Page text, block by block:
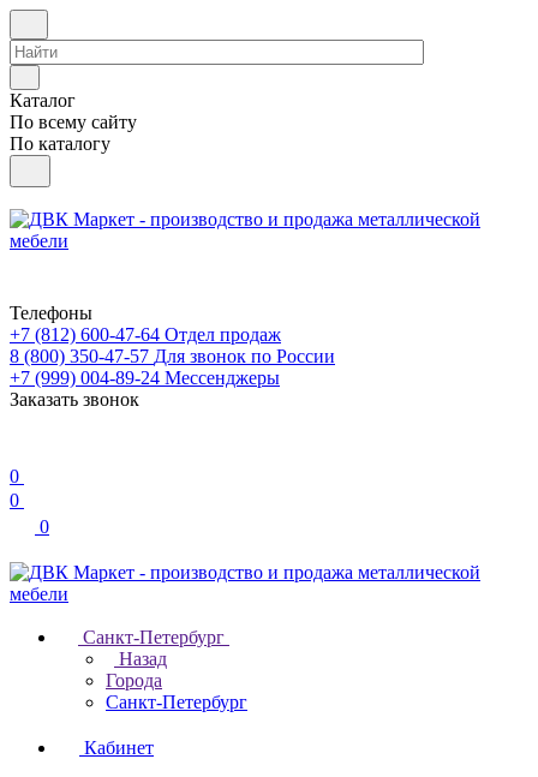
Каталог
По всему сайту
По каталогу
Телефоны
+7 (812) 600-47-64 Отдел продаж
8 (800) 350-47-57 Для звонок по России
+7 (999) 004-89-24 Мессенджеры
Заказать звонок
0
0
0
Санкт-Петербург
Назад
Города
Санкт-Петербург
Кабинет